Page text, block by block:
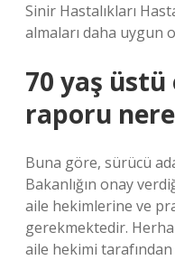
Sinir Hastalıkları
almaları daha uygun
70 yaş üstü
raporu
Buna göre, sürücü
Bakanlığın onay
aile hekimlerine ve
gerekmektedir.
aile hekimi